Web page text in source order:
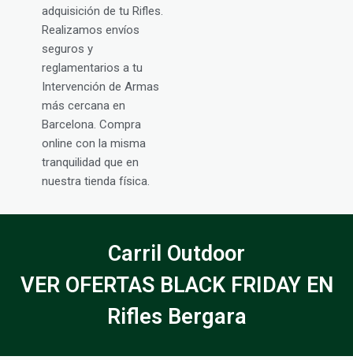
adquisición de tu Rifles.
Realizamos envíos
seguros y
reglamentarios a tu
Intervención de Armas
más cercana en
Barcelona. Compra
online con la misma
tranquilidad que en
nuestra tienda física.
Carril Outdoor
VER OFERTAS BLACK FRIDAY EN
Rifles Bergara